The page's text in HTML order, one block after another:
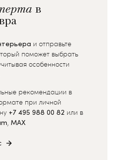
в
и отправьте
поможет выбрать
особенности
рекомендации в
при личной
+7 495 988 00 82 или в
, MAX